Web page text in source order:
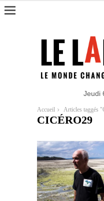
Jeudi
Accueil Articles taggés
CICÉRO29